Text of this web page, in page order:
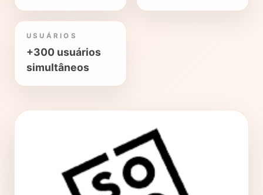
USUÁRIOS
+300 usuários
simultâneos